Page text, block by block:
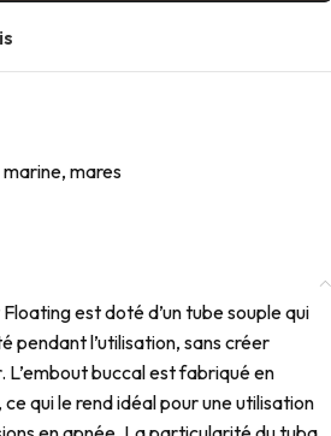
marine, mares
est doté d’un tube souple qui
pendant l’utilisation, sans créer
L’embout buccal est fabriqué en
qui le rend idéal pour une utilisation